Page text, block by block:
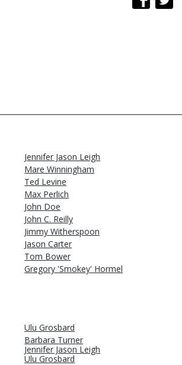
Jennifer Jason Leigh
Mare Winningham
Ted Levine
Max Perlich
John Doe
John C. Reilly
Jimmy Witherspoon
Jason Carter
Tom Bower
Gregory 'Smokey' Hormel
Ulu Grosbard
Barbara Turner
Jennifer Jason Leigh
Ulu Grosbard